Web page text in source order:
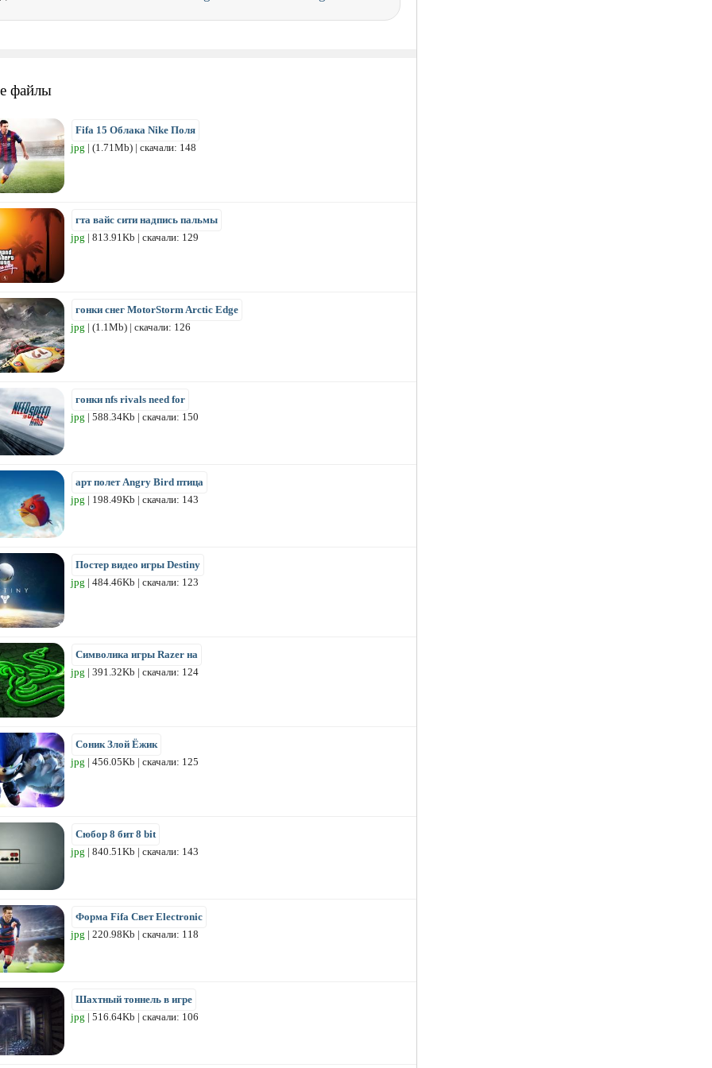
файлы
Fifa 15 Облака Nike Поля
jpg | (1.71Mb) | скачали: 148
гта вайс сити надпись пальмы
jpg | 813.91Kb | скачали: 129
гонки снег MotorStorm Arctic Edge
jpg | (1.1Mb) | скачали: 126
гонки nfs rivals need for
jpg | 588.34Kb | скачали: 150
арт полет Angry Bird птица
jpg | 198.49Kb | скачали: 143
Постер видео игры Destiny
jpg | 484.46Kb | скачали: 123
Символика игры Razer на
jpg | 391.32Kb | скачали: 124
Соник Злой Ёжик
jpg | 456.05Kb | скачали: 125
Сюбор 8 бит 8 bit
jpg | 840.51Kb | скачали: 143
Форма Fifa Свет Electronic
jpg | 220.98Kb | скачали: 118
Шахтный тоннель в игре
jpg | 516.64Kb | скачали: 106